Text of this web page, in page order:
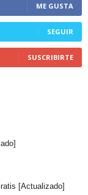
ME GUSTA
SEGUIR
SUSCRIBIRTE
[Actualizado]